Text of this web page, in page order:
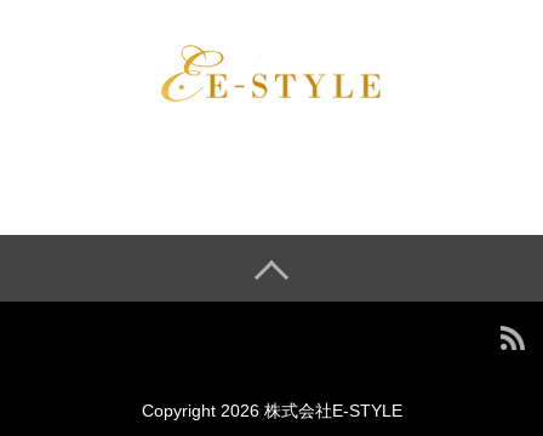
Copyright 2026 株式会社E-STYLE